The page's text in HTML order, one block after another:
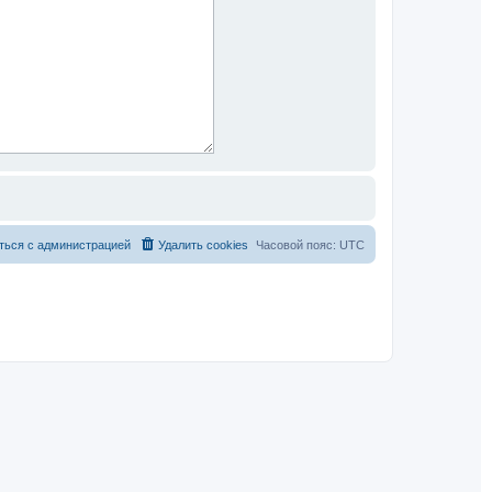
Часовой пояс: UTC
Удалить cookies
с администрацией